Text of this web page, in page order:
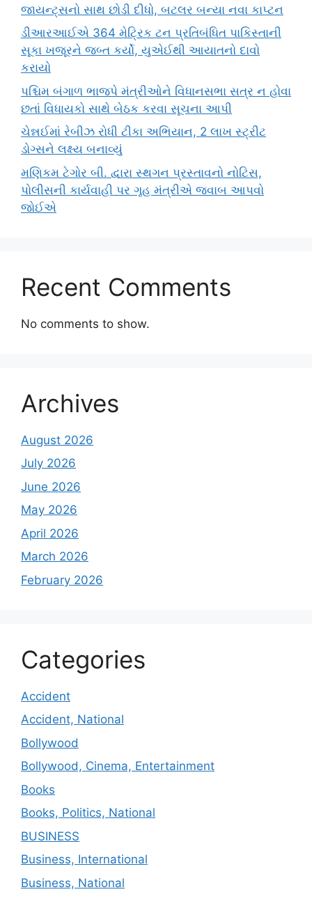
જાયન્ટ્સનો સાથ છોડી દીધો, બટલર બન્યા નવા કાપ્ટન
ડીઆરઆઈએ 364 મેટ્રિક ટન પ્રતિબંધિત પાકિસ્તાની
સૂકા ખજૂરને જબ્ત કર્યો, યુએઈથી આયાતનો દાવો
કરાયો
પશ્ચિમ બંગાળ ભાજપે મંત્રીઓને વિધાનસભા સત્ર ન હોવા
છતાં વિધાયકો સાથે બેઠક કરવા સૂચના આપી
ચેન્નઈમાં રેબીઝ રોધી ટીકા અભિયાન, 2 લાખ સ્ટ્રીટ
ડોગ્સને લક્ષ્ય બનાવ્યું
મણિકમ ટેગોર બી. દ્વારા સ્થગન પ્રસ્તાવનો નોટિસ,
પોલીસની કાર્યવાહી પર ગૃહ મંત્રીએ જવાબ આપવો
જોઈએ
Recent Comments
No comments to show.
Archives
August 2026
July 2026
June 2026
May 2026
April 2026
March 2026
February 2026
Categories
Accident
Accident, National
Bollywood
Bollywood, Cinema, Entertainment
Books
Books, Politics, National
BUSINESS
Business, International
Business, National